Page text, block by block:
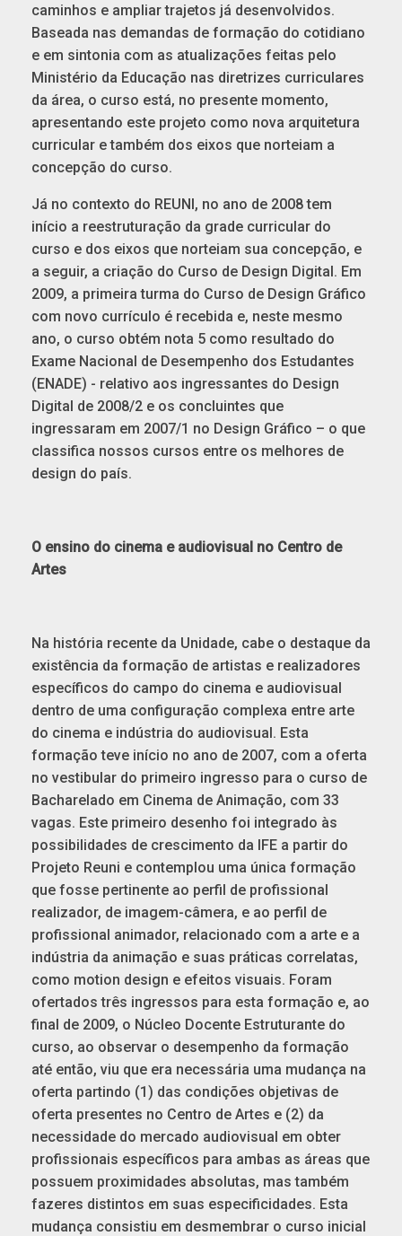
caminhos e ampliar trajetos já desenvolvidos.
Baseada nas demandas de formação do cotidiano
e em sintonia com as atualizações feitas pelo
Ministério da Educação nas diretrizes curriculares
da área, o curso está, no presente momento,
apresentando este projeto como nova arquitetura
curricular e também dos eixos que norteiam a
concepção do curso.
Já no contexto do REUNI, no ano de 2008 tem
início a reestruturação da grade curricular do
curso e dos eixos que norteiam sua concepção, e
a seguir, a criação do Curso de Design Digital. Em
2009, a primeira turma do Curso de Design Gráfico
com novo currículo é recebida e, neste mesmo
ano, o curso obtém nota 5 como resultado do
Exame Nacional de Desempenho dos Estudantes
(ENADE) - relativo aos ingressantes do Design
Digital de 2008/2 e os concluintes que
ingressaram em 2007/1 no Design Gráfico – o que
classifica nossos cursos entre os melhores de
design do país.
O ensino do cinema e audiovisual no Centro de
Artes
Na história recente da Unidade, cabe o destaque da
existência da formação de artistas e realizadores
específicos do campo do cinema e audiovisual
dentro de uma configuração complexa entre arte
do cinema e indústria do audiovisual. Esta
formação teve início no ano de 2007, com a oferta
no vestibular do primeiro ingresso para o curso de
Bacharelado em Cinema de Animação, com 33
vagas. Este primeiro desenho foi integrado às
possibilidades de crescimento da IFE a partir do
Projeto Reuni e contemplou uma única formação
que fosse pertinente ao perfil de profissional
realizador, de imagem-câmera, e ao perfil de
profissional animador, relacionado com a arte e a
indústria da animação e suas práticas correlatas,
como motion design e efeitos visuais. Foram
ofertados três ingressos para esta formação e, ao
final de 2009, o Núcleo Docente Estruturante do
curso, ao observar o desempenho da formação
até então, viu que era necessária uma mudança na
oferta partindo (1) das condições objetivas de
oferta presentes no Centro de Artes e (2) da
necessidade do mercado audiovisual em obter
profissionais específicos para ambas as áreas que
possuem proximidades absolutas, mas também
fazeres distintos em suas especificidades. Esta
mudança consistiu em desmembrar o curso inicial